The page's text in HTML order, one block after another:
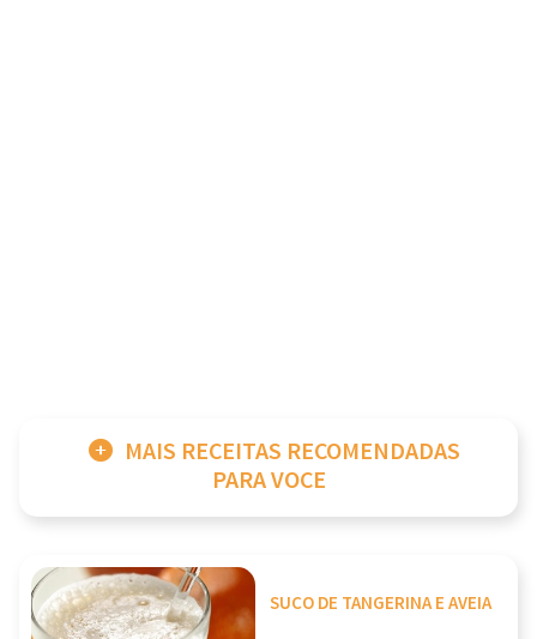
MAIS RECEITAS RECOMENDADAS
PARA VOCE
SUCO DE TANGERINA E AVEIA